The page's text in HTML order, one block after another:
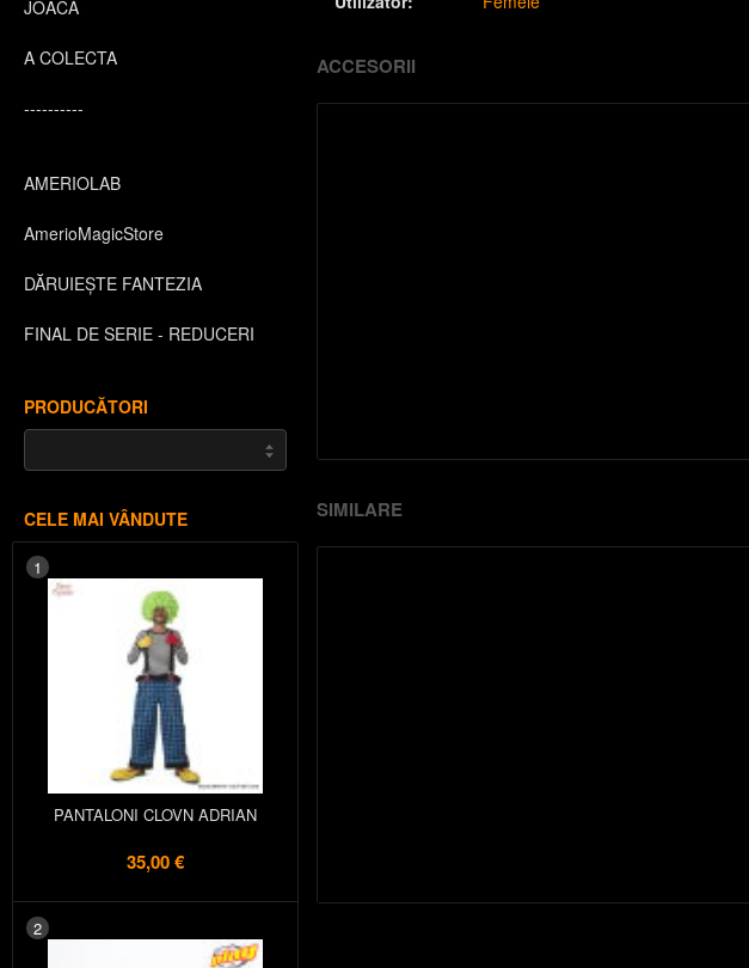
JOACĂ
A COLECTA
----------
AMERIOLAB
AmerioMagicStore
DĂRUIEȘTE FANTEZIA
FINAL DE SERIE - REDUCERI
PRODUCĂTORI
CELE MAI VÂNDUTE
1
PANTALONI CLOVN ADRIAN
35,00 €
2
ACCESORII
SIMILARE